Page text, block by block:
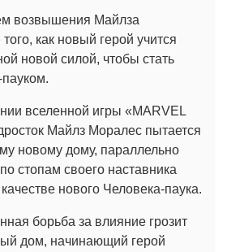
возвышения Майлза
как новый герой учится
новой силой, чтобы стать
вселенной игры «MARVEL
Майлз Моралес пытается
новому дому, параллельно
стопам своего наставника
нового Человека-паука.
борьба за влияние грозит
дом, начинающий герой